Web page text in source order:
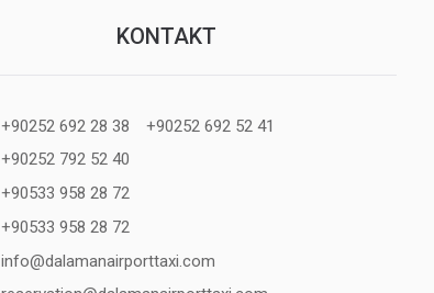
KONTAKT
+90252 692 28 38
+90252 692 52 41
+90252 792 52 40
+90533 958 28 72
+90533 958 28 72
info@dalamanairporttaxi.com